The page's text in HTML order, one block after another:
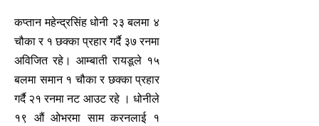
कप्तान महेन्द्रसिंह धोनी २३ बलमा ४
चौका र १ छक्का प्रहार गर्दै ३७ रनमा
अविजित रहे। आम्बाती रायडूले १५
बलमा समान १ चौका र छक्का प्रहार
गर्दै २१ रनमा नट आउट रहे । धोनीले
१९ औं ओभरमा साम करनलाई १